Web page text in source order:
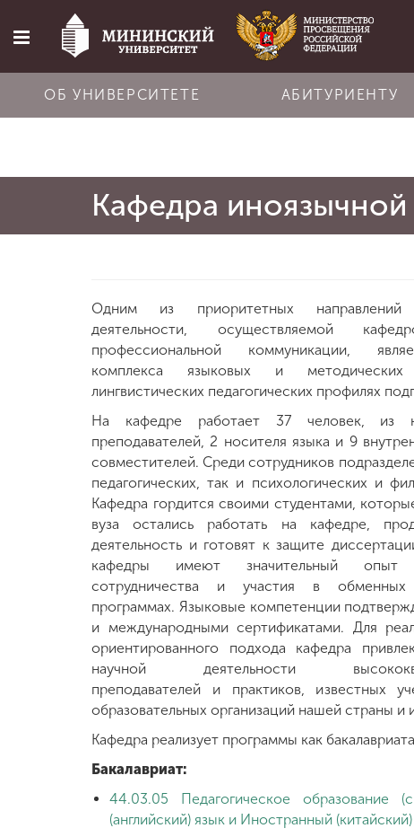
Об университете
Обучение
Наука
Международная
деятельность
Другие виды
деятельности
Студенческая
жизнь
Сведения об
образовательной
организации
комиссия
ОБ УНИВЕРСИТЕТЕ АБИТУРИЕНТУ
Кафедра
Одним из приоритетных направлений
деятельности, осуществляемой
профессиональной коммуникации,
комплекса языковых и
лингвистических педагогических профилях
На кафедре работает 37 человек, из
преподавателей, 2 носителя языка и 9
совместителей. Среди сотрудников
педагогических, так и психологических и
Кафедра гордится своими студентами,
вуза остались работать на кафедре,
деятельность и готовят к защите
кафедры имеют значительный опыт
сотрудничества и участия в обменных
программах. Языковые компетенции
и международными сертификатами. Для
ориентированного подхода кафедра
научной деятельности
преподавателей и практиков, известных
образовательных организаций нашей страны и
Кафедра реализует программы как
Бакалавриат:
44.03.05 Педагогическое образование
(английский) язык и Иностранный